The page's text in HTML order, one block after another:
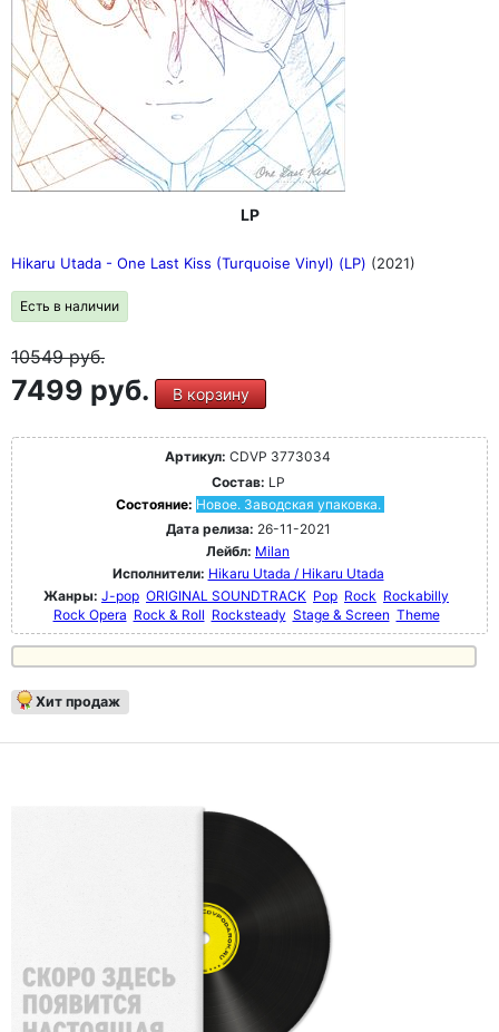
LP
Hikaru Utada - One Last Kiss (Turquoise Vinyl) (LP) (2021)
Есть в наличии
10549руб.
7499 руб. В корзину
Артикул: CDVP 3773034
Состав: LP
Состояние: Новое. Заводская упаковка.
Дата релиза: 26-11-2021
Лейбл: Milan
Исполнители: Hikaru Utada / Hikaru Utada
Жанры: J-pop ORIGINAL SOUNDTRACK Pop Rock Rockabilly
Rock Opera Rock & Roll Rocksteady Stage & Screen Theme
Хит продаж